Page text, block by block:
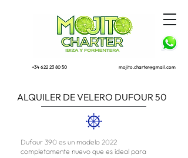
+34 622 23 80 50 mojito.charter@gmail.com
ALQUILER DE VELERO DUFOUR 50
Dufour 390 es un modelo 2022
completamente nuevo que es ideal para